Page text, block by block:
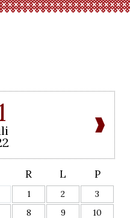
R L P
1 2
3
8 9
10